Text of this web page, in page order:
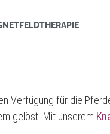
Verfügung für die
gelöst. Mit unserem